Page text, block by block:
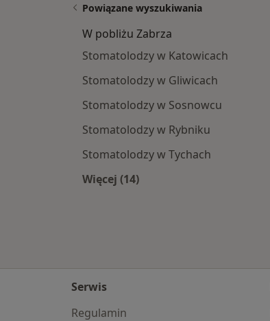
Powiązane wyszukiwania
W pobliżu Zabrza
Stomatolodzy w Katowicach
Stomatolodzy w Gliwicach
Stomatolodzy w Sosnowcu
Stomatolodzy w Rybniku
Stomatolodzy w Tychach
Więcej (14)
Serwis
Regulamin